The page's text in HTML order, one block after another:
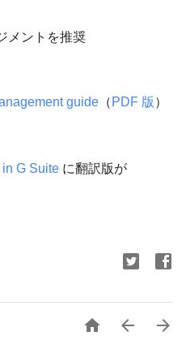
メントを推奨
guide （ PDF 版 ）
G Suite に翻訳版が
  